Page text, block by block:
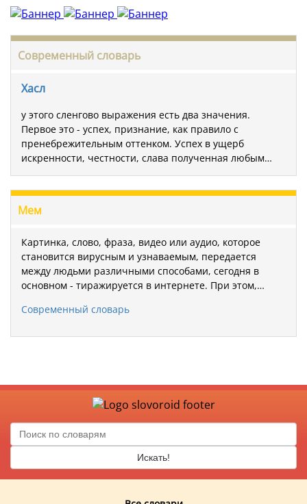
Современный словарь
Хасл
у этого сленгово выражения есть два значения.
Первое это - успех, признание, как правило с
пренебрежительным оттенком. Успех в ущерб
искренности, честности, слава полученная любым…
Мем
Картинка, слово, фраза, видео или аудио, которое
становится вирусным и узнаваемым, передается
между людьми различными способами, сегодня в
основном - тиражируется в интернете. При этом,…
Современный словарь
Искать!